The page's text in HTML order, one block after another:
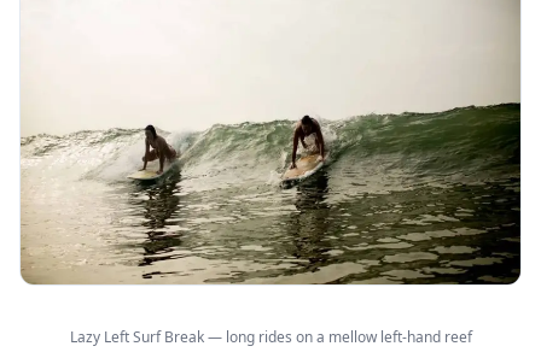
Lazy Left Surf Break — long rides on a mellow left-hand reef